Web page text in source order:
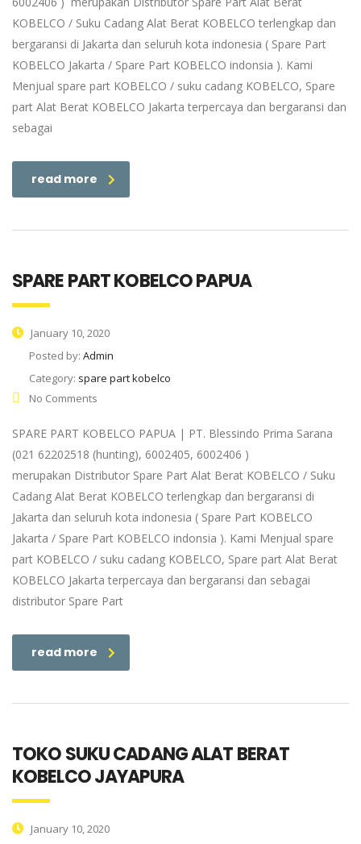
KOBELCO / Suku Cadang Alat Berat KOBELCO terlengkap dan
bergaransi di Jakarta dan seluruh kota indonesia ( Spare Part
KOBELCO Jakarta / Spare Part KOBELCO indonsia ). Kami
Menjual spare part KOBELCO / suku cadang KOBELCO, Spare
part Alat Berat KOBELCO Jakarta terpercaya dan bergaransi dan
sebagai
read more
SPARE PART KOBELCO PAPUA
January 10, 2020
Posted by: Admin
Category: spare part kobelco
No Comments
SPARE PART KOBELCO PAPUA | PT. Blessindo Prima Sarana
(021 62202518 (hunting), 6002405, 6002406 )
merupakan Distributor Spare Part Alat Berat KOBELCO / Suku
Cadang Alat Berat KOBELCO terlengkap dan bergaransi di
Jakarta dan seluruh kota indonesia ( Spare Part KOBELCO
Jakarta / Spare Part KOBELCO indonsia ). Kami Menjual spare
part KOBELCO / suku cadang KOBELCO, Spare part Alat Berat
KOBELCO Jakarta terpercaya dan bergaransi dan sebagai
distributor Spare Part
read more
TOKO SUKU CADANG ALAT BERAT
KOBELCO JAYAPURA
January 10, 2020